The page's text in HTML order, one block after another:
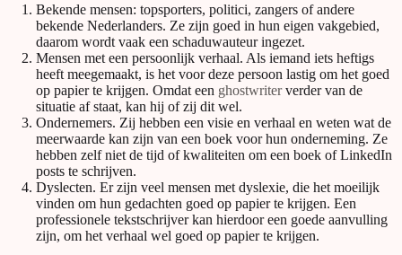
Bekende mensen: topsporters, politici, zangers of andere
bekende Nederlanders. Ze zijn goed in hun eigen vakgebied,
daarom wordt vaak een schaduwauteur ingezet.
Mensen met een persoonlijk verhaal. Als iemand iets heftigs
heeft meegemaakt, is het voor deze persoon lastig om het goed
op papier te krijgen. Omdat een ghostwriterverder van de
situatie af staat, kan hij of zij dit wel.
Ondernemers. Zij hebben een visie en verhaal en weten wat de
meerwaarde kan zijn van een boek voor hun onderneming. Ze
hebben zelf niet de tijd of kwaliteiten om een boek of LinkedIn
posts te schrijven.
Dyslecten. Er zijn veel mensen met dyslexie, die het moeilijk
vinden om hun gedachten goed op papier te krijgen. Een
professionele tekstschrijver kan hierdoor een goede aanvulling
zijn, om het verhaal wel goed op papier te krijgen.